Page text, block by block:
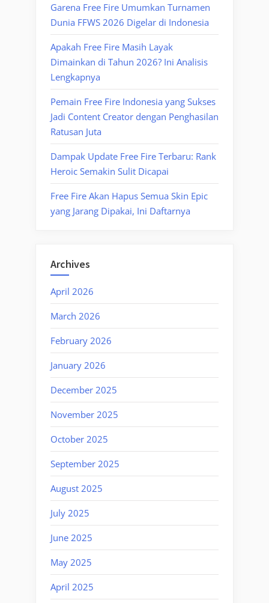
Garena Free Fire Umumkan Turnamen
Dunia FFWS 2026 Digelar di Indonesia
Apakah Free Fire Masih Layak
Dimainkan di Tahun 2026? Ini Analisis
Lengkapnya
Pemain Free Fire Indonesia yang Sukses
Jadi Content Creator dengan Penghasilan
Ratusan Juta
Dampak Update Free Fire Terbaru: Rank
Heroic Semakin Sulit Dicapai
Free Fire Akan Hapus Semua Skin Epic
yang Jarang Dipakai, Ini Daftarnya
Archives
April 2026
March 2026
February 2026
January 2026
December 2025
November 2025
October 2025
September 2025
August 2025
July 2025
June 2025
May 2025
April 2025